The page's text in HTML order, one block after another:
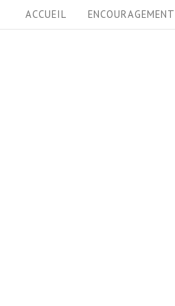
k
i
ACCUEIL ENCOURAGEMENT